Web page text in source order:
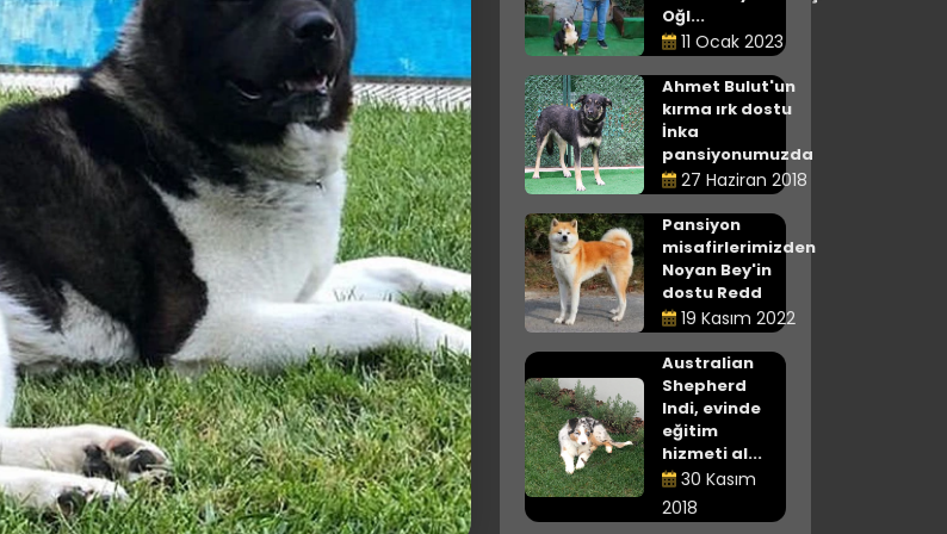
Oğl...
11 Ocak 2023
Ahmet Bulut'un
kırma ırk dostu
İnka
pansiyonumuzda
27 Haziran 2018
Pansiyon
misafirlerimizden
Noyan Bey'in
dostu Redd
19 Kasım 2022
Australian
Shepherd
Indi, evinde
eğitim
hizmeti al...
30 Kasım
2018